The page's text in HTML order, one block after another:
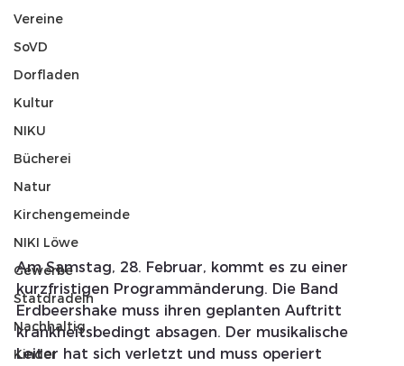
Vereine
SoVD
Dorfladen
Kultur
NIKU
Bücherei
Natur
Kirchengemeinde
NIKI Löwe
Gewerbe
Statdradeln
Nachhaltig
Kinder
Am Samstag, 28. Februar, kommt es zu einer
kurzfristigen Programmänderung. Die Band
Erdbeershake muss ihren geplanten Auftritt
krankheitsbedingt absagen. Der musikalische
Leiter hat sich verletzt und muss operiert